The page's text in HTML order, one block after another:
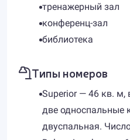
тренажерный зал
конференц-зал
библиотека
Типы номеров
Superior — 46 кв. м,
две односпальные
двуспальная.